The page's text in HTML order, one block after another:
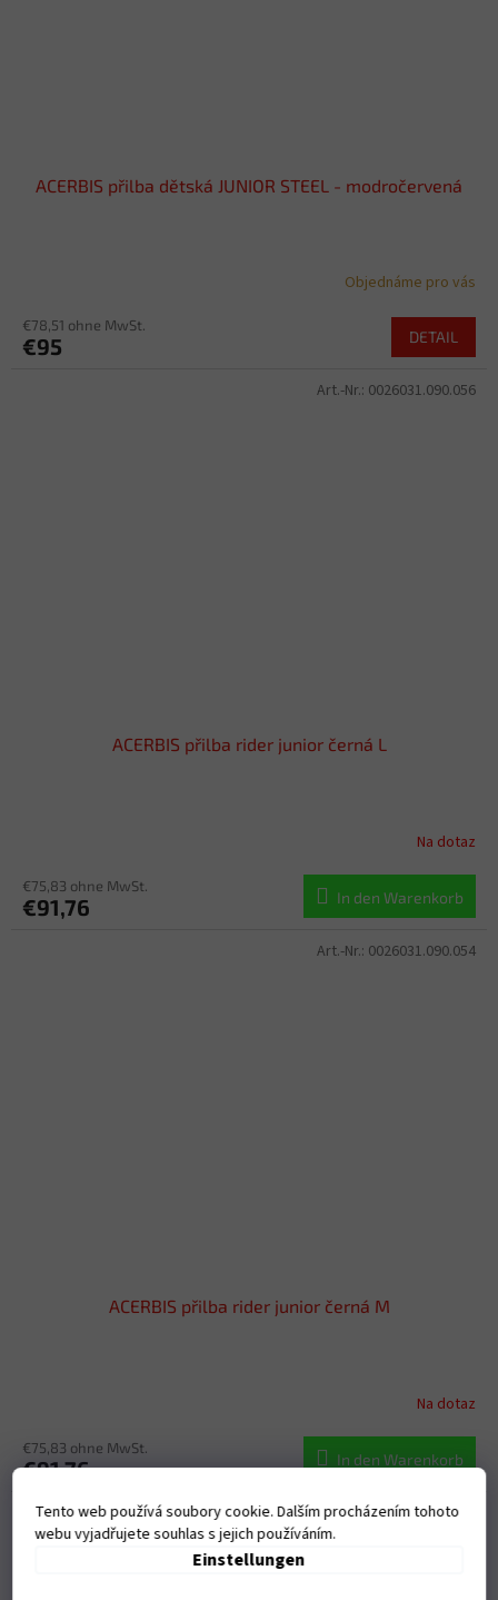
Tento web používá soubory cookie. Dalším procházením tohoto
webu vyjadřujete souhlas s jejich používáním.
Einstellungen
ACERBIS přilba dětská JUNIOR STEEL - modročervená
Objednáme pro vás
€78,51 ohne MwSt.
€95 DETAIL
ACERBIS přilba rider junior černá L
Na dotaz
€75,83 ohne MwSt.
€91,76 In den Warenkorb
Art.-Nr.: 0026031.090.056
ACERBIS přilba rider junior černá M
Na dotaz
€75,83 ohne MwSt.
€91,76 In den Warenkorb
Art.-Nr.: 0026031.090.054
Art.-Nr.:0026031.090.052